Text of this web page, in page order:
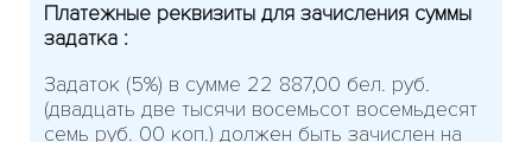
Платежные реквизиты для зачисления суммы
задатка :
Задаток (5%) в сумме 22 887,00 бел. руб.
(двадцать две тысячи восемьсот восемьдесят
семь руб. 00 коп.) должен быть зачислен на